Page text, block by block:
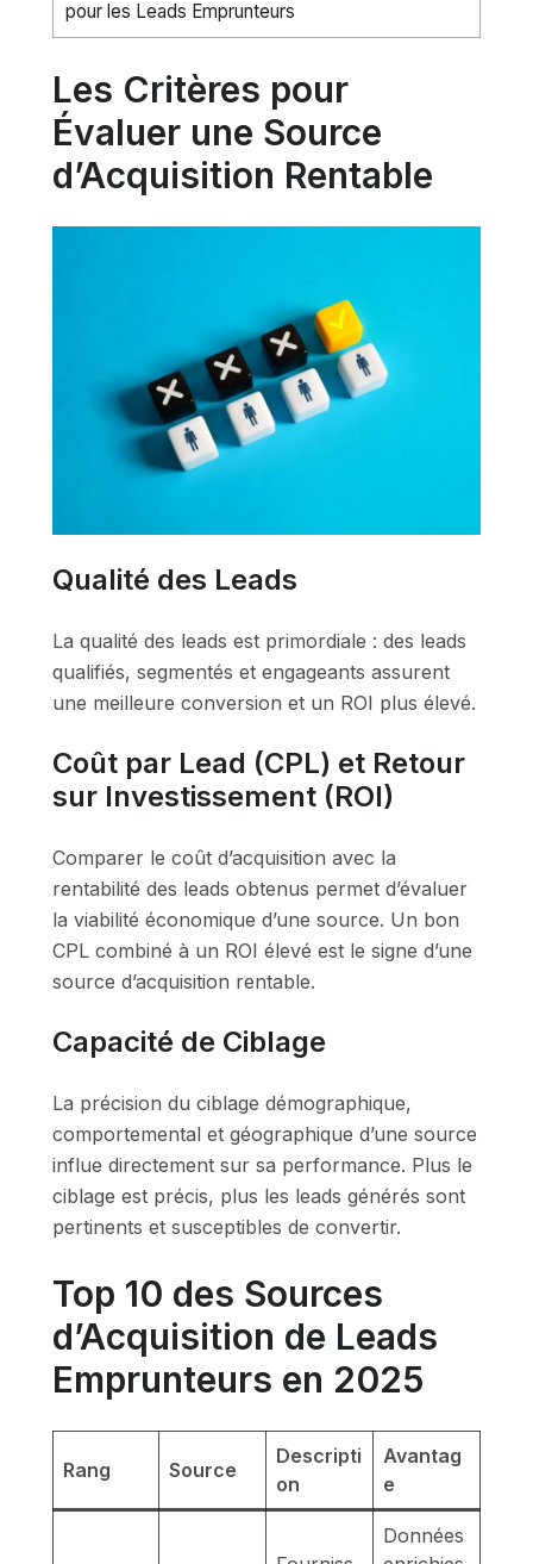
pour les Leads Emprunteurs
Les Critères pour
Évaluer une Source
d’Acquisition Rentable
Qualité des Leads
La qualité des leads est primordiale : des leads
qualifiés, segmentés et engageants assurent
une meilleure conversion et un ROI plus élevé.
Coût par Lead (CPL) et Retour
sur Investissement (ROI)
Comparer le coût d’acquisition avec la
rentabilité des leads obtenus permet d’évaluer
la viabilité économique d’une source. Un bon
CPL combiné à un ROI élevé est le signe d’une
source d’acquisition rentable.
Capacité de Ciblage
La précision du ciblage démographique,
comportemental et géographique d’une source
influe directement sur sa performance. Plus le
ciblage est précis, plus les leads générés sont
pertinents et susceptibles de convertir.
Top 10 des Sources
d’Acquisition de Leads
Emprunteurs en 2025
Rang Source
Descripti
on
Avantag
e
Données